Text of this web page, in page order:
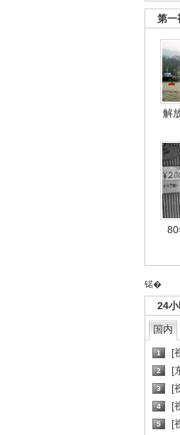
第一
解
锘�
24
国内
1 [
2 [
3 [
4 [
5 [